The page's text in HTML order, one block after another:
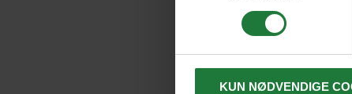
KUN NØDVENDIGE